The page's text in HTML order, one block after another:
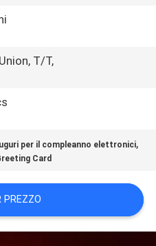
T/T,
per il compleanno elettronici,
Card
PREZZO